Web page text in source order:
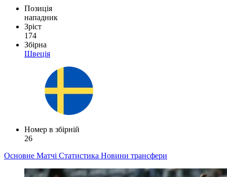
Позиція
нападник
Зріст
174
Збірна
Швеція
Номер в збірній
26
Основне Матчі Статистика Новини трансфери